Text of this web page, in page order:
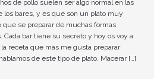
de pollo suelen ser algo normal en las
los bares, y es que son un plato muy
que se preparar de muchas formas
Cada bar tiene su secreto y hoy os voy a
receta que más me gusta preparar
de este tipo de plato. Macerar […]